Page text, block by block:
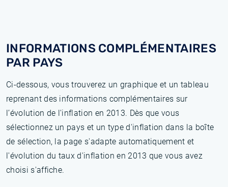
INFORMATIONS COMPLÉMENTAIRES
PAR PAYS
Ci-dessous, vous trouverez un graphique et un tableau
reprenant des informations complémentaires sur
l’évolution de l'inflation en 2013. Dès que vous
sélectionnez un pays et un type d'inflation dans la boîte
de sélection, la page s'adapte automatiquement et
l'évolution du taux d'inflation en 2013 que vous avez
choisi s'affiche.